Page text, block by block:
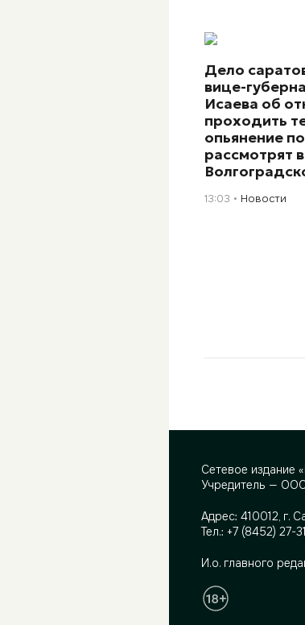
Дело
вице-
Исаева об
проходить
опьянение
рассмотрят в
13:03 Новости
Сетевое издание
Учредитель —
Адрес: 410012, г.
Тел.: +7 (8452) 27-
И.о. главного